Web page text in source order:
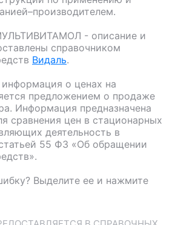
- описание и
справочником
Видаль.
о ценах на
предложением о продаже
Информация предназначена
сравнения цен в стационарных
деятельность в
55 ФЗ «Об обращении
Выделите ее и нажмите